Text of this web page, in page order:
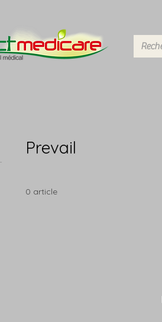
Prevail
0 article